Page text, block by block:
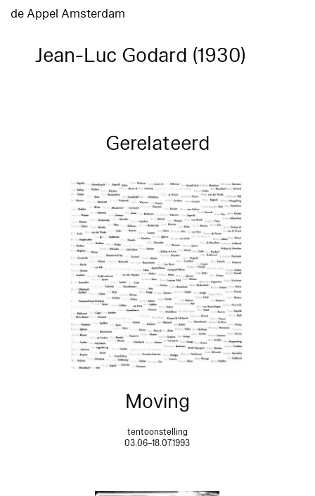
de Appel Amsterdam
Jean-Luc Godard (1930)
Gerelateerd
Moving
tentoonstelling
03.06–18.07.1993